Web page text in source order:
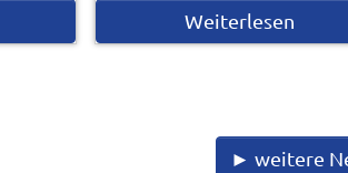
Weiterlesen
► weitere